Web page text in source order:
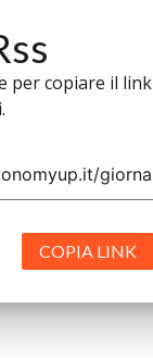
per copiare il link
COPIA LINK